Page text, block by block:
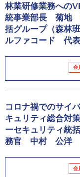
林業研修業務への
統事業部長 菊地
括グループ（森
ルファコード 代
会
コロナ禍でのサイ
キュリティ総合
ーセキュリティ
務官 中村 公洋
会